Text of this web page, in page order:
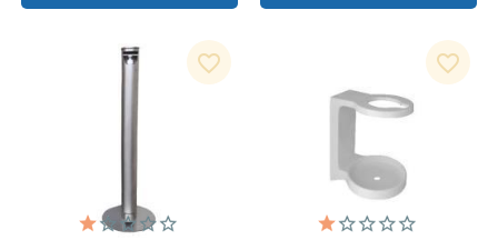
favorite_border favorite_border